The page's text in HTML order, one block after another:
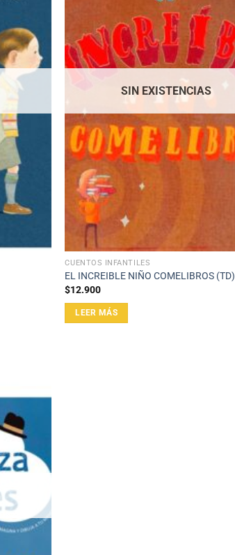
SIN EXISTENCIAS
CUENTOS INFANTILES
EL INCREIBLE NIÑO COMELIBROS (TD)
$12.900
LEER MÁS